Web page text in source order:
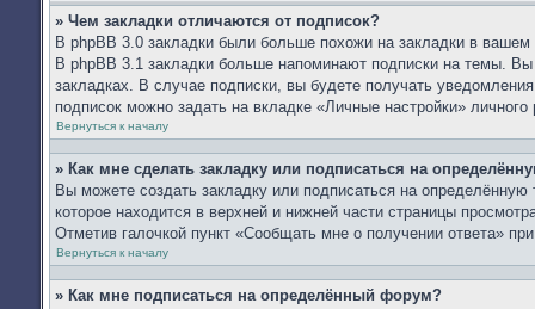
» Чем закладки отличаются от подписок?
В phpBB 3.0 закладки были больше похожи на закладки в
В phpBB 3.1 закладки больше напоминают подписки на темы.
закладках. В случае подписки, вы будете получать
подписок можно задать на вкладке «Личные настройки» личного
Вернуться к началу
» Как мне сделать закладку или подписаться на
Вы можете создать закладку или подписаться на
которое находится в верхней и нижней части страницы
Отметив галочкой пункт «Сообщать мне о получении ответа»
Вернуться к началу
» Как мне подписаться на определённый форум?